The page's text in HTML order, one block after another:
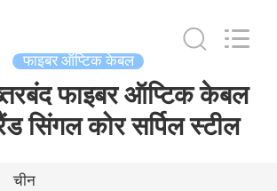
फाइबर ऑप्टिक केबल
फाइबर ऑप्टिक केबल
सिंगल कोर सर्पिल स्टील
चीन